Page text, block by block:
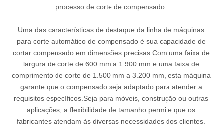
processo de corte de compensado.
Uma das características de destaque da linha de máquinas
para corte automático de compensado é sua capacidade de
cortar compensado em dimensões precisas.Com uma faixa de
largura de corte de 600 mm a 1.900 mm e uma faixa de
comprimento de corte de 1.500 mm a 3.200 mm, esta máquina
garante que o compensado seja adaptado para atender a
requisitos específicos.Seja para móveis, construção ou outras
aplicações, a flexibilidade de tamanho permite que os
fabricantes atendam às diversas necessidades dos clientes.